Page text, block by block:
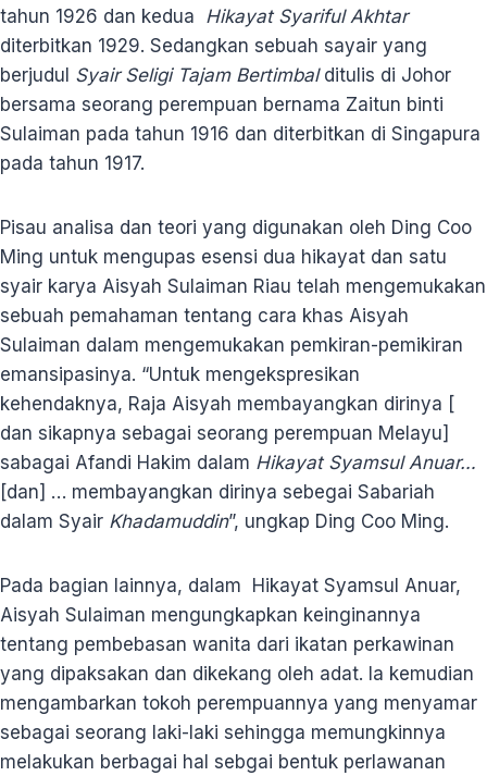
tahun 1926 dan kedua Hikayat Syariful Akhtar
diterbitkan 1929. Sedangkan sebuah sayair yang
berjudul Syair Seligi Tajam Bertimbalditulis di Johor
bersama seorang perempuan bernama Zaitun binti
Sulaiman pada tahun 1916 dan diterbitkan di Singapura
pada tahun 1917.
Pisau analisa dan teori yang digunakan oleh Ding Coo
Ming untuk mengupas esensi dua hikayat dan satu
syair karya Aisyah Sulaiman Riau telah mengemukakan
sebuah pemahaman tentang cara khas Aisyah
Sulaiman dalam mengemukakan pemkiran-pemikiran
emansipasinya. “Untuk mengekspresikan
kehendaknya, Raja Aisyah membayangkan dirinya [
dan sikapnya sebagai seorang perempuan Melayu]
sabagai Afandi Hakim dalam Hikayat Syamsul Anuar…
[dan] … membayangkan dirinya sebegai Sabariah
dalam Syair Khadamuddin”, ungkap Ding Coo Ming.
Pada bagian lainnya, dalam Hikayat Syamsul Anuar,
Aisyah Sulaiman mengungkapkan keinginannya
tentang pembebasan wanita dari ikatan perkawinan
yang dipaksakan dan dikekang oleh adat. Ia kemudian
mengambarkan tokoh perempuannya yang menyamar
sebagai seorang laki-laki sehingga memungkinnya
melakukan berbagai hal sebgai bentuk perlawanan